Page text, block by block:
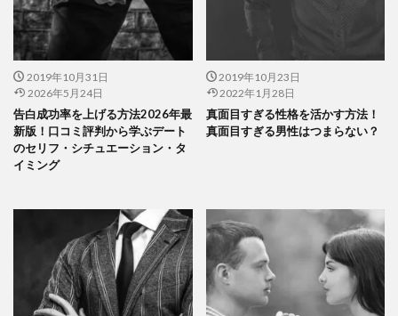
2019年10月31日
2026年5月24日
告白成功率を上げる方法2026年最
新版！口コミ評判から学ぶデート
のセリフ・シチュエーション・タ
イミング
2019年10月23日
2022年1月28日
真面目すぎる性格を活かす方法！
真面目すぎる男性はつまらない？